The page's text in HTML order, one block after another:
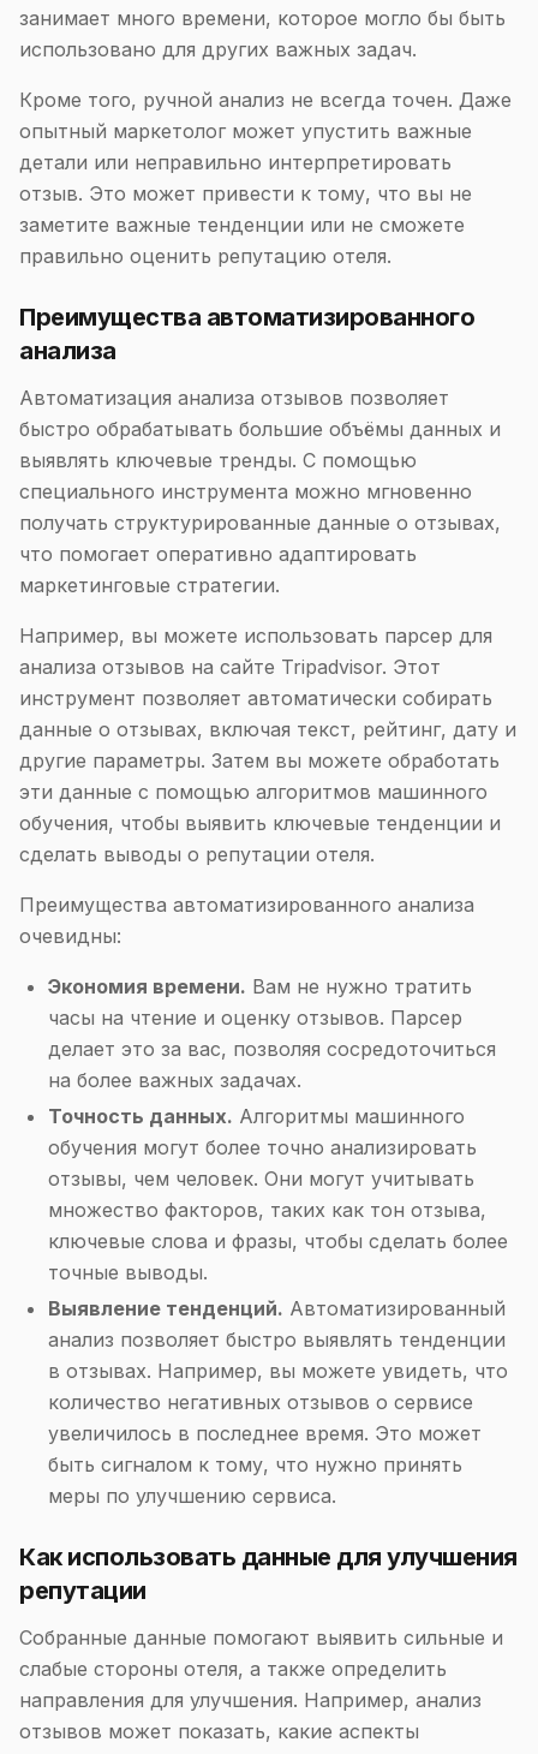
занимает много времени, которое могло бы быть
использовано для других важных задач.
Кроме того, ручной анализ не всегда точен. Даже
опытный маркетолог может упустить важные
детали или неправильно интерпретировать
отзыв. Это может привести к тому, что вы не
заметите важные тенденции или не сможете
правильно оценить репутацию отеля.
Преимущества автоматизированного
анализа
Автоматизация анализа отзывов позволяет
быстро обрабатывать большие объёмы данных и
выявлять ключевые тренды. С помощью
специального инструмента можно мгновенно
получать структурированные данные о отзывах,
что помогает оперативно адаптировать
маркетинговые стратегии.
Например, вы можете использовать парсер для
анализа отзывов на сайте Tripadvisor. Этот
инструмент позволяет автоматически собирать
данные о отзывах, включая текст, рейтинг, дату и
другие параметры. Затем вы можете обработать
эти данные с помощью алгоритмов машинного
обучения, чтобы выявить ключевые тенденции и
сделать выводы о репутации отеля.
Преимущества автоматизированного анализа
очевидны:
Экономия времени. Вам не нужно тратить
часы на чтение и оценку отзывов. Парсер
делает это за вас, позволяя сосредоточиться
на более важных задачах.
Точность данных. Алгоритмы машинного
обучения могут более точно анализировать
отзывы, чем человек. Они могут учитывать
множество факторов, таких как тон отзыва,
ключевые слова и фразы, чтобы сделать более
точные выводы.
Выявление тенденций. Автоматизированный
анализ позволяет быстро выявлять тенденции
в отзывах. Например, вы можете увидеть, что
количество негативных отзывов о сервисе
увеличилось в последнее время. Это может
быть сигналом к тому, что нужно принять
меры по улучшению сервиса.
Как использовать данные для улучшения
репутации
Собранные данные помогают выявить сильные и
слабые стороны отеля, а также определить
направления для улучшения. Например, анализ
отзывов может показать, какие аспекты